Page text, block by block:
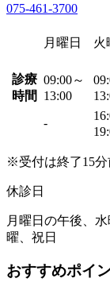
075-461-3700
月曜日 火
診療
時間
09:00～
13:00
-
※受付は終了15分
休診日
月曜日の午後、
曜、祝日
おすすめポイ